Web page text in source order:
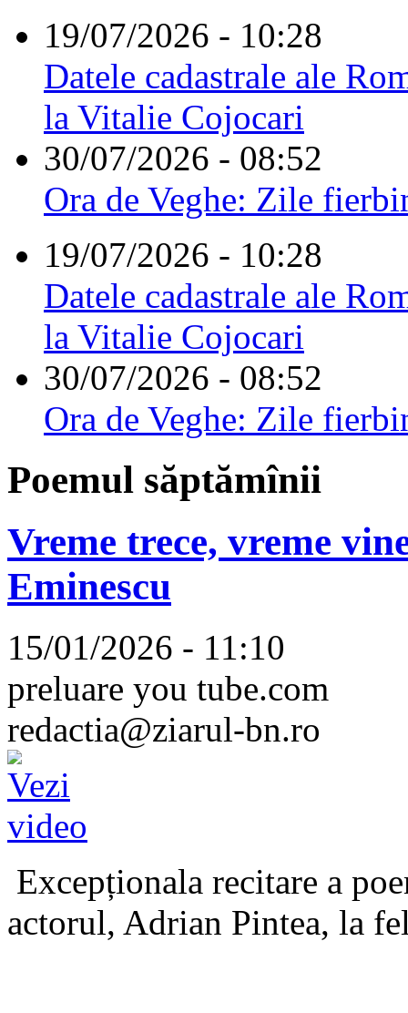
19/07/2026 - 10:28
Datele cadastrale ale
la Vitalie Cojocari
30/07/2026 - 08:52
Ora de Veghe: Zile
19/07/2026 - 10:28
Datele cadastrale ale
la Vitalie Cojocari
30/07/2026 - 08:52
Ora de Veghe: Zile
Poemul săptămînii
Vreme trece, vreme
Eminescu
15/01/2026 - 11:10
preluare you tube.com
redactia@ziarul-bn.ro
Excepționala recitare a
actorul, Adrian Pintea, la